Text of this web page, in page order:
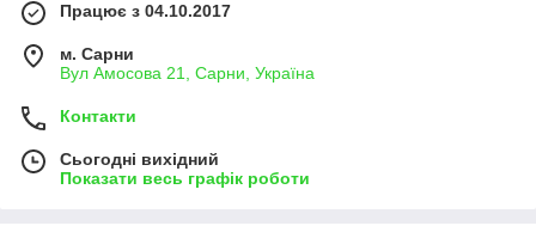
Працює з 04.10.2017
м. Сарни
Вул Амосова 21, Сарни, Україна
Контакти
Сьогодні вихідний
Показати весь графік роботи